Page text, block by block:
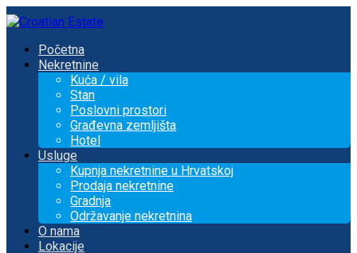
Početna
Nekretnine
Kuća / vila
Stan
Poslovni prostori
Građevna zemljišta
Hotel
Usluge
Kupnja nekretnine u Hrvatskoj
Prodaja nekretnine
Gradnja
Održavanje nekretnina
O nama
Lokacije